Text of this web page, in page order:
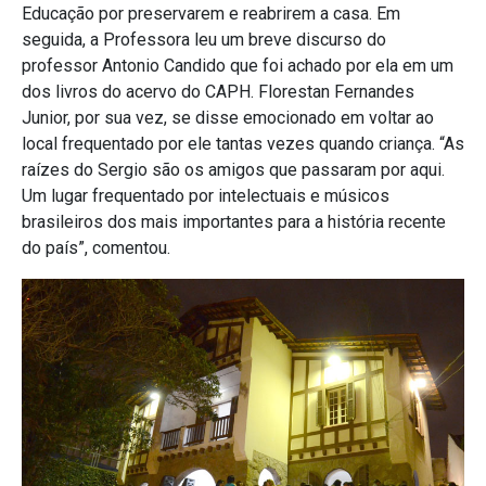
Educação por preservarem e reabrirem a casa. Em
seguida, a Professora leu um breve discurso do
professor Antonio Candido que foi achado por ela em um
dos livros do acervo do CAPH. Florestan Fernandes
Junior, por sua vez, se disse emocionado em voltar ao
local frequentado por ele tantas vezes quando criança. “As
raízes do Sergio são os amigos que passaram por aqui.
Um lugar frequentado por intelectuais e músicos
brasileiros dos mais importantes para a história recente
do país”, comentou.